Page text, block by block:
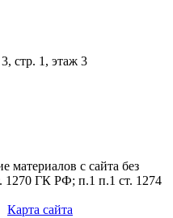
стр. 1, этаж 3
с сайта без
1270 ГК РФ; п.1 п.1 ст. 1274
Карта сайта